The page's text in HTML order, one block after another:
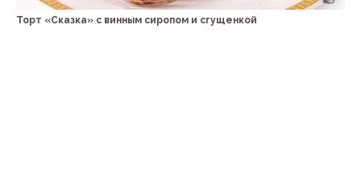
Торт «Сказка» с винным сиропом и сгущенкой